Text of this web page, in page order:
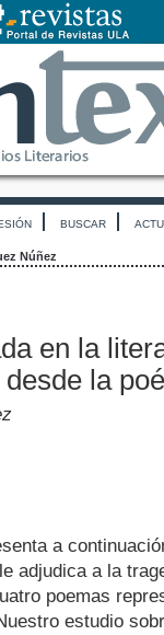
BUSCAR
Núñez
en la
la
a
adjudica a la
poemas
estudio